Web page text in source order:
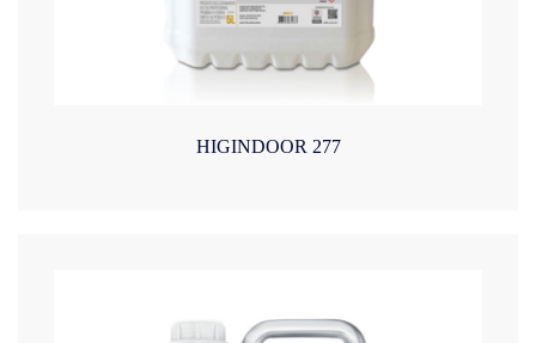
HIGINDOOR 277